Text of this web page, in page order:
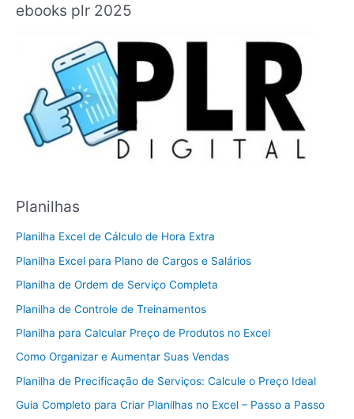
ebooks plr 2025
Planilhas
Planilha Excel de Cálculo de Hora Extra
Planilha Excel para Plano de Cargos e Salários
Planilha de Ordem de Serviço Completa
Planilha de Controle de Treinamentos
Planilha para Calcular Preço de Produtos no Excel
Como Organizar e Aumentar Suas Vendas
Planilha de Precificação de Serviços: Calcule o Preço Ideal
Guia Completo para Criar Planilhas no Excel – Passo a Passo